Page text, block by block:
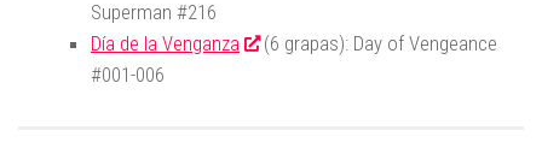
Superman #216
Día de la Venganza
(6 grapas): Day of Vengeance
#001-006